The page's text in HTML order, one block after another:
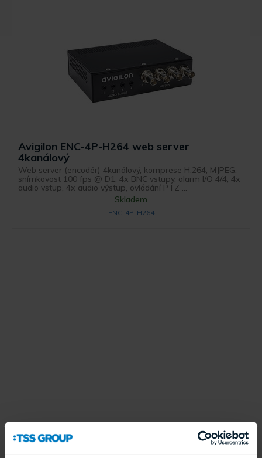
Avigilon ENC-4P-H264 web server
4kanálový
Web server (encodér) 4kanálový, komprese H.264, MJPEG,
snímkovost 100 fps @ D1, 4x BNC vstupy, alarm I/O 4/4, 4x
audio vstup, 4x audio výstup, ovládání PTZ ...
Skladem
ENC-4P-H264